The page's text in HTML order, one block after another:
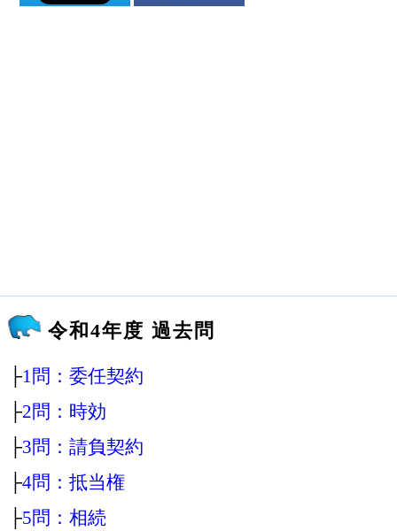
令和4年度 過去問
├1問：委任契約
├2問：時効
├3問：請負契約
├4問：抵当権
├5問：相続